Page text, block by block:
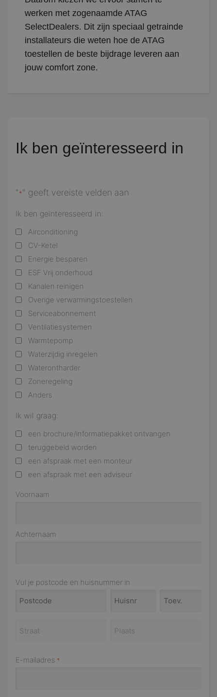
werken met zogenaamde ATAG
SelectDealers. Dit zijn speciaal getrainde
installateurs die weten hoe de ATAG
toestellen de beste bijdrage leveren aan
jouw comfort zone.
Ik ben geïnteresseerd in
"*" geeft vereiste velden aan
Ik ben geïnteresseerd in:
Airconditioning
CV-Ketel
Energie besparen
ESF Vrij onderhoud
Kanalen reinigen
Overige verwarmingstoestellen
Serviceabonnement
Ventilatiesystemen
Warmtepomp
Waterzijdig inregelen
Waterontharder
Zoneregeling
Anders
Ik wil graag:
een brochure/informatiepakket ontvangen
teruggebeld worden
een afspraak met een monteur
een afspraak met een adviseur
Voornaam
Achternaam
Vul je postcode en huisnummer in
E-mailadres *